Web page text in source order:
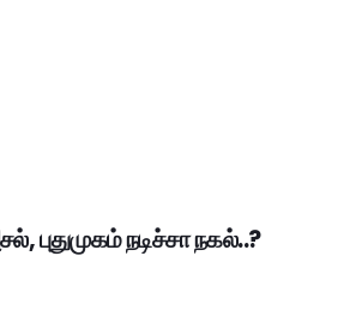
புதுமுகம் நடிச்சா நகல்..?